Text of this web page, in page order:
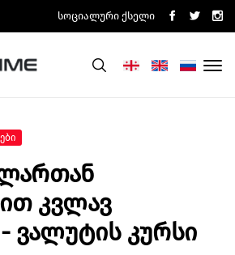
Სოციალური Ქსელი
Კვლავ
Ვალუტის Კურსი